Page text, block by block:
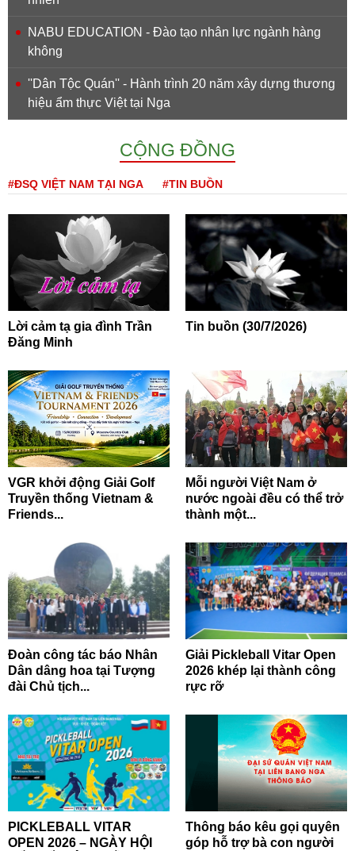
NABU EDUCATION - Đào tạo nhân lực ngành hàng
không
''Dân Tộc Quán'' - Hành trình 20 năm xây dựng thương
hiệu ẩm thực Việt tại Nga
CỘNG ĐỒNG
#ĐSQ VIỆT NAM TẠI NGA #TIN BUỒN
Lời cảm tạ gia đình Trần
Đăng Minh
Tin buồn (30/7/2026)
VGR khởi động Giải Golf
Truyền thống Vietnam &
Friends...
Mỗi người Việt Nam ở
nước ngoài đều có thể trở
thành một...
Đoàn công tác báo Nhân
Dân dâng hoa tại Tượng
đài Chủ tịch...
Giải Pickleball Vitar Open
2026 khép lại thành công
rực rỡ
PICKLEBALL VITAR
OPEN 2026 – NGÀY HỘI
Thông báo kêu gọi quyên
góp hỗ trợ bà con người